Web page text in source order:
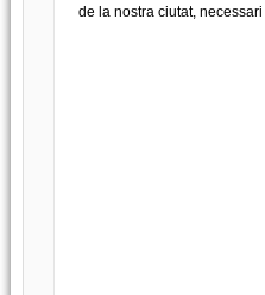
de la nostra ciutat,